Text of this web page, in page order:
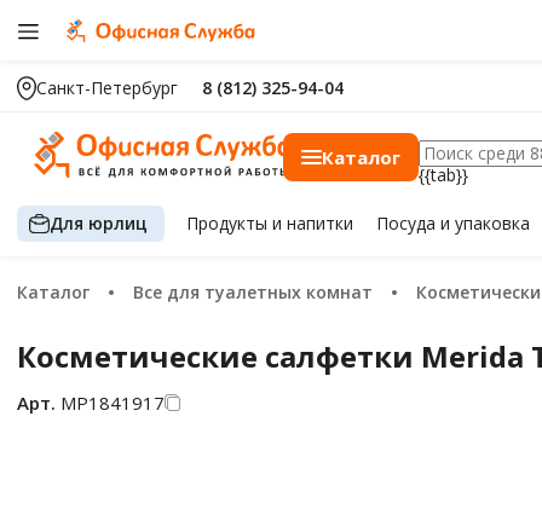
Санкт-Петербург 8 (812) 325-94-04
Каталог
{{tab}}
Для юрлиц Продуктыи напитки Посуда и упаковка
Каталог Все для туалетных комнат
Косметические салфетки Merida
Арт. МР1841917